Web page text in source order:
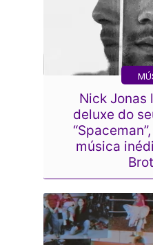
Nick Jonas
deluxe do
música